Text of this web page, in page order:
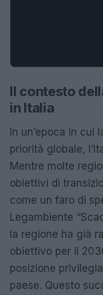
Il contesto
in Italia
In un’epoca in cui
priorità globale,
Mentre molte
obiettivi di
come un faro di
Legambiente
la regione ha già
obiettivo per il
posizione
paese. Questo